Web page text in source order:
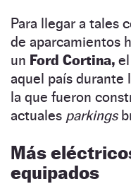
Para llegar a tales
de aparcamientos
un Ford Cortina,
aquel país durante
la que fueron
actuales parkings
Más
equipados